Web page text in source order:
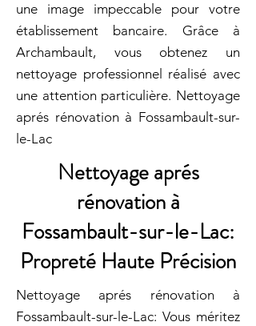
une image impeccable pour votre
établissement bancaire. Grâce à
Archambault, vous obtenez un
nettoyage professionnel réalisé avec
une attention particulière. Nettoyage
aprés rénovation à Fossambault-sur-
le-Lac
Nettoyage aprés
rénovation à
Fossambault-sur-le-Lac:
Propreté Haute Précision
Nettoyage aprés rénovation à
Fossambault-sur-le-Lac: Vous méritez